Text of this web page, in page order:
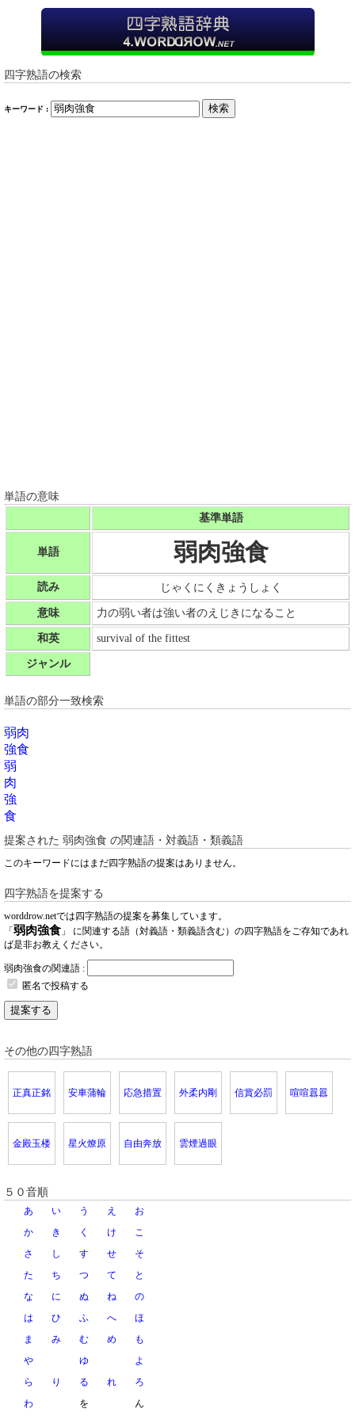
四字熟語の検索
キーワード : 検索
単語の意味
基準単語
単語 弱肉強食
読み じゃくにくきょうしょく
意味 力の弱い者は強い者のえじきになること
和英 survival of the fittest
ジャンル
単語の部分一致検索
弱肉
強食
弱
肉
強
食
提案された 弱肉強食 の関連語・対義語・類義語
このキーワードにはまだ四字熟語の提案はありません。
四字熟語を提案する
worddrow.netでは四字熟語の提案を募集しています。
「 弱肉強食 」 に関連する語（対義語・類義語含む）の四字熟語をご存知であれ
ば是非お教えください。
弱肉強食の関連語 :
匿名で投稿する
提案する
その他の四字熟語
正真正銘 安車蒲輪 応急措置 外柔内剛 信賞必罰 喧喧囂囂
金殿玉楼 星火燎原 自由奔放 雲煙過眼
５０音順
あ い う え
お
か
き く け
こ
さ
し す せ
そ
た
ち つ て
と
な
に ぬ ね
の
は
ひ ふ へ
ほ
ま
み む め
も
や
ゆ
よ
ら
り る れ
ろ
わ
を
ん